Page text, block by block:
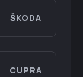
ŠKODA
CUPRA